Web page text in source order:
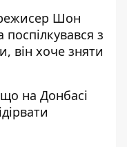
Шон
з
, він хоче зняти
на Донбасі